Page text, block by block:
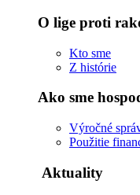
O lige proti
Kto sme
Z histórie
Ako sme
Výročné
Použitie
Aktuality